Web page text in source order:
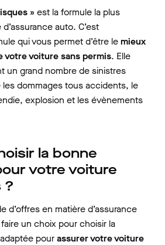
» est la formule la plus
auto. C’est
qui vous permet d’être lemieux
votre voiture sans permis. Elle
un grand nombre de sinistres
dommages tous accidents, le
explosion et les évènements
la bonne
votre voiture
?
d’offres en matière d’assurance
un choix pour choisir la
pourassurer votre voiture